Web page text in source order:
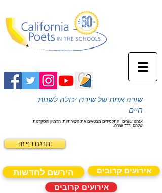
שורה אחת של שירה יכולה לשנות
חיים
אנחנו עוזרים התלמידים מבטאים את היצירתיות, הדמיון והסקרנות
שלהם דרך שירה.
תרגם דף זה:
הירשם לחדשות
אירועים קרובים
אירועים קרובים